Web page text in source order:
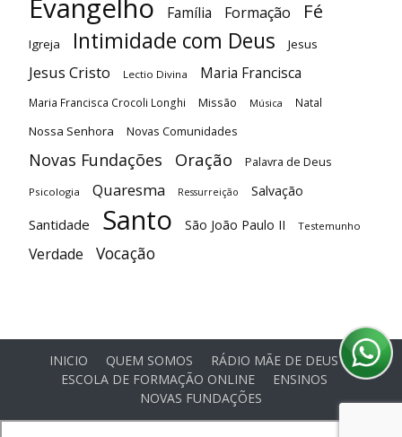
Evangelho Família Formação Fé
Igreja Intimidade com Deus Jesus
Jesus Cristo Lectio Divina Maria Francisca
Maria Francisca Crocoli Longhi Missão Música Natal
Nossa Senhora Novas Comunidades
Novas Fundações Oração Palavra de Deus
Psicologia Quaresma Ressurreição Salvação
Santidade Santo São João Paulo II Testemunho
Verdade Vocação
INICIO QUEM SOMOS
RÁDIO MÃE DE DEUS
ESCOLA DE FORMAÇÃO ONLINE
ENSINOS
NOVAS FUNDAÇÕES